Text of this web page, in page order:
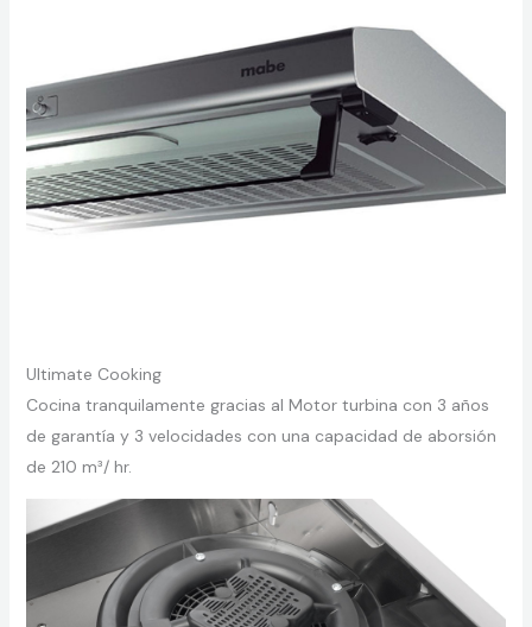
Ultimate Cooking
Cocina tranquilamente gracias al Motor turbina con 3 años
de garantía y 3 velocidades con una capacidad de aborsión
de 210 m³/ hr.